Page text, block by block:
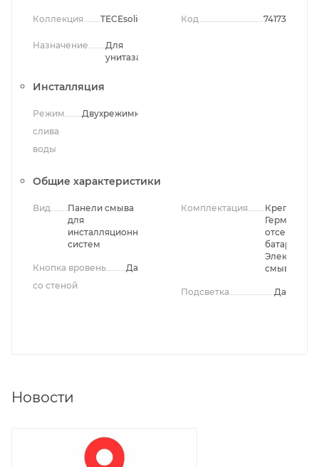
Коллекция TECEsolid
Назначение
Для
унитаза
Код 74173
Инсталляция
Режим
слива
воды
Двухрежимный
Общие характеристики
Вид
Панели смыва
для
инсталляционных
систем
Кнопка вровень
со стеной
Да
Комплектация
Крепления,
отсек для
батарей,
смыва
Подсветка Да
Новости